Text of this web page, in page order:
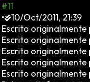
#11
•
10/Oct/2011, 21:39
Escrito originalmente
Escrito originalmente
Escrito originalmente
Escrito originalmente
Escrito originalmente